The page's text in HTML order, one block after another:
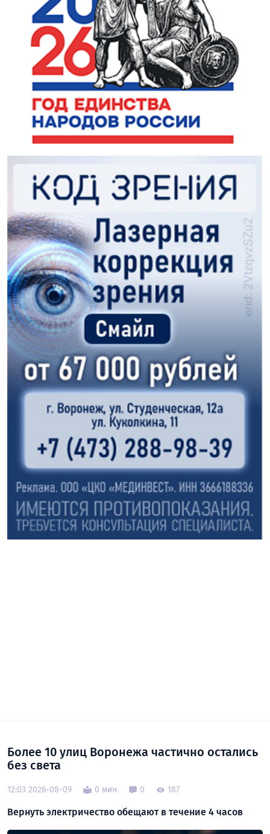
Более 10 улиц Воронежа частично остались
без света
12:03 2026-08-09 0 мин 0 187
Вернуть электричество обещают в течение 4 часов